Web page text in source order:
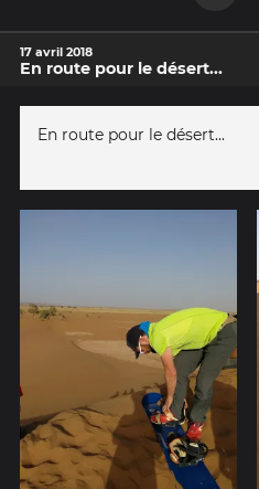
17 avril 2018
En route pour le désert...
En route pour le désert...